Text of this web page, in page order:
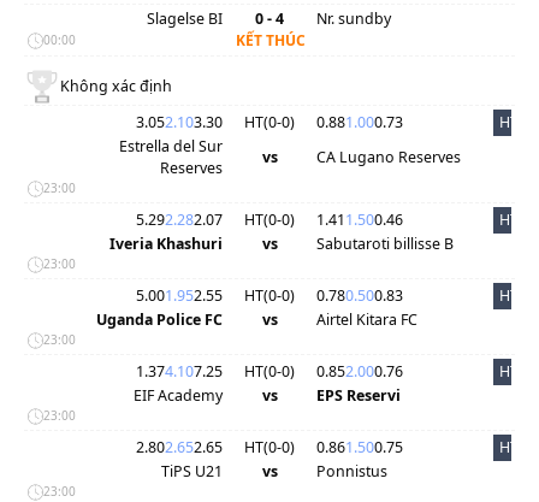
Slagelse BI 0 - 4 Nr. sundby
00:00 KẾT THÚC
Không xác định
3.052.103.30 HT(0-0) 0.881.000.73
HT
Estrella del Sur
Reserves
vs CA Lugano Reserves
23:00
5.292.282.07 HT(0-0) 1.411.500.46
HT
Iveria Khashuri
vs Sabutaroti billisse B
23:00
5.001.952.55 HT(0-0) 0.780.500.83
HT
Uganda Police FC
vs Airtel Kitara FC
23:00
1.374.107.25 HT(0-0) 0.852.000.76
HT
EIF Academy
vs EPS Reservi
23:00
2.802.652.65 HT(0-0) 0.861.500.75
HT
TiPS U21
vs Ponnistus
23:00